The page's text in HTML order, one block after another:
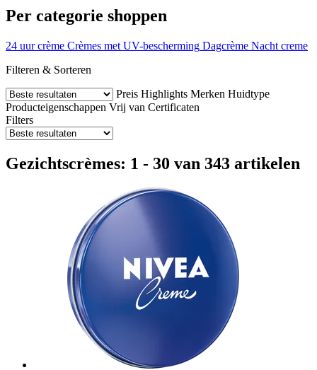
Per categorie shoppen
24 uur crème Crèmes met UV-bescherming Dagcrème Nacht creme
Filteren & Sorteren
Preis Highlights Merken Huidtype
Producteigenschappen Vrij van Certificaten
Filters
Gezichtscrèmes: 1 - 30 van 343 artikelen